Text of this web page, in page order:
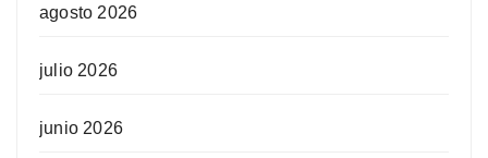
agosto 2026
julio 2026
junio 2026